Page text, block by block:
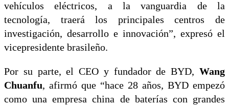
vehículos eléctricos, a la vanguardia de la
tecnología, traerá los principales centros de
investigación, desarrollo e innovación”, expresó el
vicepresidente brasileño.
Por su parte, el CEO y fundador de BYD, Wang
Chuanfu, afirmó que “hace 28 años, BYD empezó
como una empresa china de baterías con grandes